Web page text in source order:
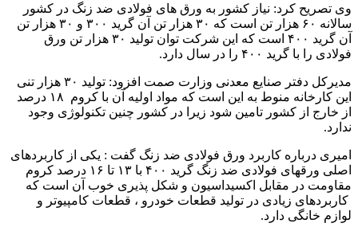
وی تصریح کرد: نیاز کشور به ورق های فولادی ضد زنگ در کشور
سالانه ۶۰ هزار تن است که ۳۰ هزار تن آن گرید ۳۰۰ و ۳۰ هزار تن
آن گرید ۴۰۰ است که این شرکت توان تولید ۳۰ هزار تن ورق
فولادی را با گرید ۴۰۰ را در سال دارد.
مدیرکل دفتر صنایع معدنی وزارت صمت افزود: تولید ۳۰ هزار تنی
این کارخانه منوط به این است که مواد اولیه آن با کروم ۱۸ درصد
از خارج از کشور تامین شود زیرا در کشور چنین تکنولوژی وجود
ندارد.
امیری درباره کاربرد ورق فولادی ضد زنگ گفت : یکی از کاربردهای
اصلی ورقهای فولادی ضد زنگ گرید ۴۰۰ با ۱۳ تا ۱۶ درصد کروم
مقاومت در مقابل اکسیداسیون و شکل پذیری خوب آن است که
کاربردهای زیادی در تولید قطعات خودرو ، قطعات کامپیوتر و
لوازم خانگی دارد.